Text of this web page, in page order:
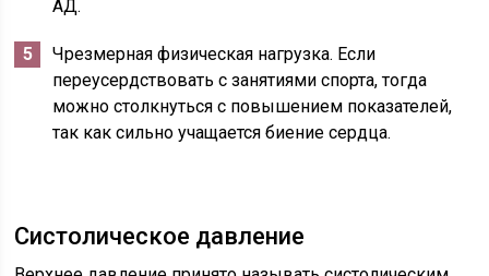
АД.
Чрезмерная физическая нагрузка. Если
переусердствовать с занятиями спорта, тогда
можно столкнуться с повышением показателей,
так как сильно учащается биение сердца.
Систолическое давление